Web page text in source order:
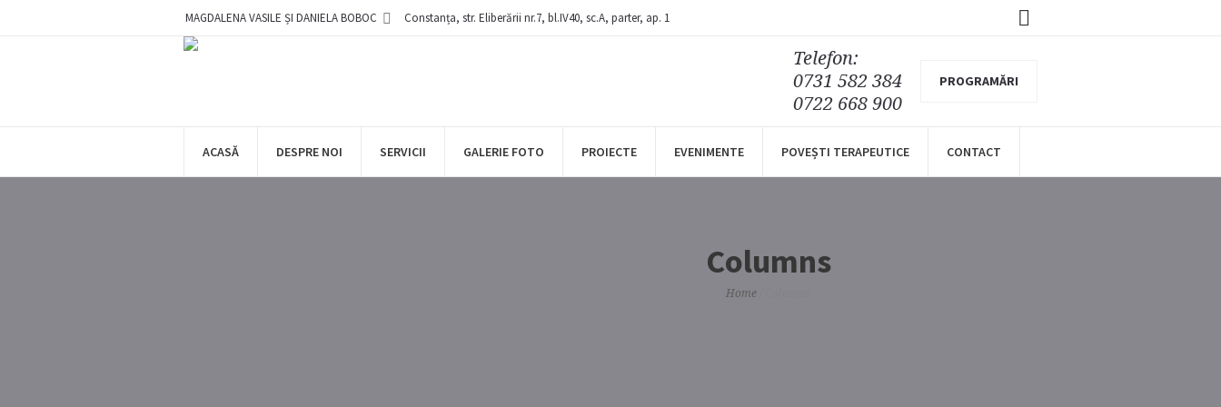
MAGDALENA VASILE ȘI DANIELA BOBOC Constanța, str. Eliberării nr.7, bl.IV40, sc.A, parter, ap. 1
Telefon:
0731 582 384
0722 668 900
PROGRAMĂRI
ACASĂ DESPRE NOI SERVICII GALERIE FOTO PROIECTE EVENIMENTE POVEȘTI TERAPEUTICE CONTACT
Columns
Home